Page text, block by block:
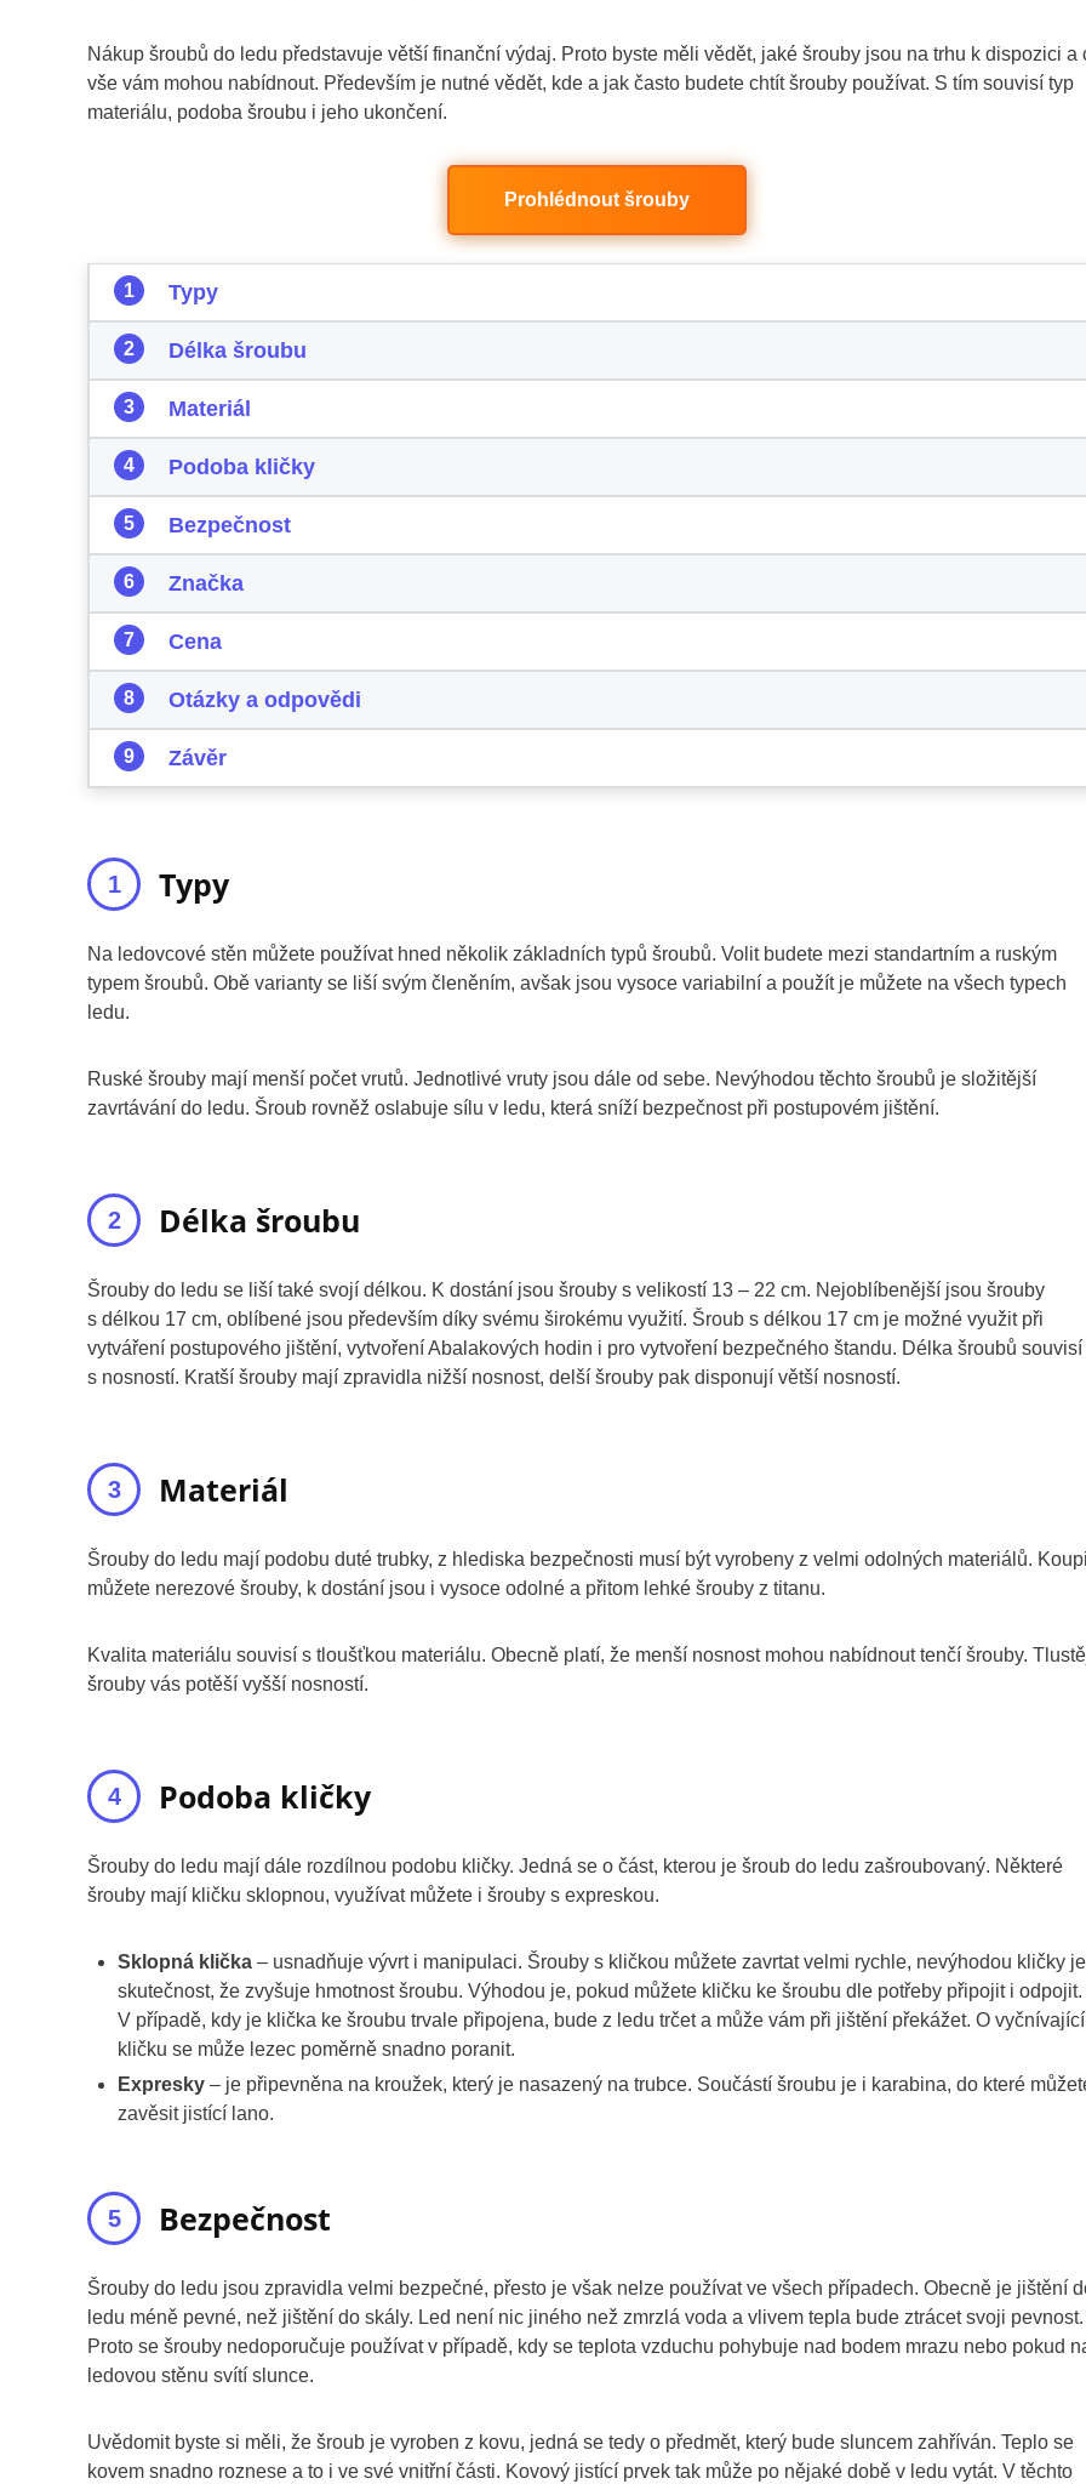
Nákup šroubů do ledu představuje větší finanční výdaj. Proto byste měli vědět, jaké šrouby jsou na trhu k dispozici a
vše vám mohou nabídnout. Především je nutné vědět, kde a jak často budete chtít šrouby používat. S tím souvisí typ
materiálu, podoba šroubu i jeho ukončení.
Prohlédnout šrouby
Typy
Délka šroubu
Materiál
Podoba kličky
Bezpečnost
Značka
Cena
Otázky a odpovědi
Závěr
Typy
Na ledovcové stěn můžete používat hned několik základních typů šroubů. Volit budete mezi standartním a ruským
typem šroubů. Obě varianty se liší svým členěním, avšak jsou vysoce variabilní a použít je můžete na všech typech
ledu.
Ruské šrouby mají menší počet vrutů. Jednotlivé vruty jsou dále od sebe. Nevýhodou těchto šroubů je složitější
zavrtávání do ledu. Šroub rovněž oslabuje sílu v ledu, která sníží bezpečnost při postupovém jištění.
Délka šroubu
Šrouby do ledu se liší také svojí délkou. K dostání jsou šrouby s velikostí 13 – 22 cm. Nejoblíbenější jsou šrouby
s délkou 17 cm, oblíbené jsou především díky svému širokému využití. Šroub s délkou 17 cm je možné využit při
vytváření postupového jištění, vytvoření Abalakových hodin i pro vytvoření bezpečného štandu. Délka šroubů souvisí
s nosností. Kratší šrouby mají zpravidla nižší nosnost, delší šrouby pak disponují větší nosností.
Materiál
Šrouby do ledu mají podobu duté trubky, z hlediska bezpečnosti musí být vyrobeny z velmi odolných materiálů.
můžete nerezové šrouby, k dostání jsou i vysoce odolné a přitom lehké šrouby z titanu.
Kvalita materiálu souvisí s tloušťkou materiálu. Obecně platí, že menší nosnost mohou nabídnout tenčí šrouby.
šrouby vás potěší vyšší nosností.
Podoba kličky
Šrouby do ledu mají dále rozdílnou podobu kličky. Jedná se o část, kterou je šroub do ledu zašroubovaný. Některé
šrouby mají kličku sklopnou, využívat můžete i šrouby s expreskou.
Sklopná klička – usnadňuje vývrt i manipulaci. Šrouby s kličkou můžete zavrtat velmi rychle, nevýhodou kličky je
skutečnost, že zvyšuje hmotnost šroubu. Výhodou je, pokud můžete kličku ke šroubu dle potřeby připojit i odpojit.
V případě, kdy je klička ke šroubu trvale připojena, bude z ledu trčet a může vám při jištění překážet. O vyčnívající
kličku se může lezec poměrně snadno poranit.
Expresky – je připevněna na kroužek, který je nasazený na trubce. Součástí šroubu je i karabina, do které
zavěsit jistící lano.
Bezpečnost
Šrouby do ledu jsou zpravidla velmi bezpečné, přesto je však nelze používat ve všech případech. Obecně je jištění
ledu méně pevné, než jištění do skály. Led není nic jiného než zmrzlá voda a vlivem tepla bude ztrácet svoji pevnost.
Proto se šrouby nedoporučuje používat v případě, kdy se teplota vzduchu pohybuje nad bodem mrazu nebo pokud
ledovou stěnu svítí slunce.
Uvědomit byste si měli, že šroub je vyroben z kovu, jedná se tedy o předmět, který bude sluncem zahříván. Teplo se
kovem snadno roznese a to i ve své vnitřní části. Kovový jistící prvek tak může po nějaké době v ledu vytát. V těchto